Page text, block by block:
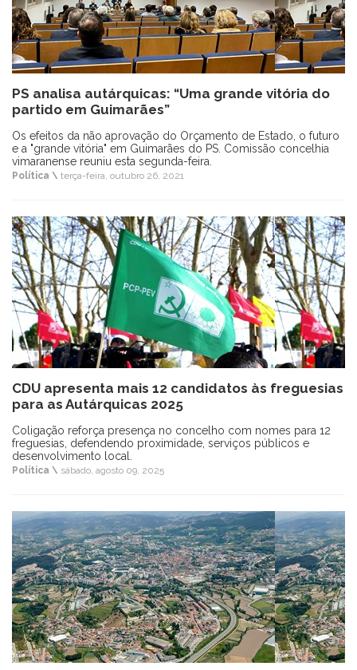
PS analisa autárquicas: “Uma grande vitória do
partido em Guimarães”
Os efeitos da não aprovação do Orçamento de Estado, o futuro
e a "grande vitória" em Guimarães do PS. Comissão concelhia
vimaranense reuniu esta segunda-feira.
Política \ terça-feira, outubro 26, 2021
CDU apresenta mais 12 candidatos às freguesias
para as Autárquicas 2025
Coligação reforça presença no concelho com nomes para 12
freguesias, defendendo proximidade, serviços públicos e
desenvolvimento local.
Política \ sábado, agosto 09, 2025